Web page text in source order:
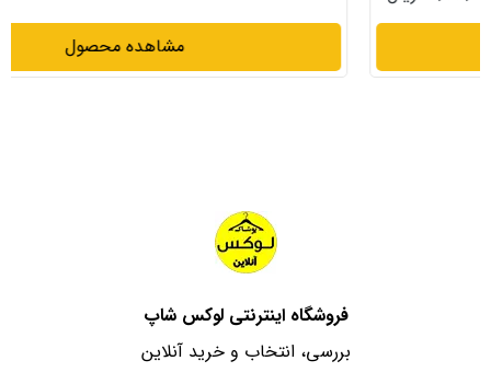
فروشگاه اینترنتی لوکس شاپ
بررسی، انتخاب و خرید آنلاین